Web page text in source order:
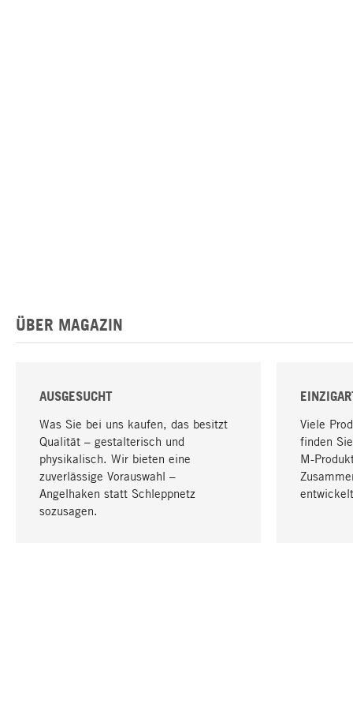
ÜBER MAGAZIN
AUSGESUCHT
Was Sie bei uns kaufen, das besitzt
Qualität – gestalterisch und
physikalisch. Wir bieten eine
zuverlässige Vorauswahl –
Angelhaken statt Schleppnetz
sozusagen.
Viele
finden
M-